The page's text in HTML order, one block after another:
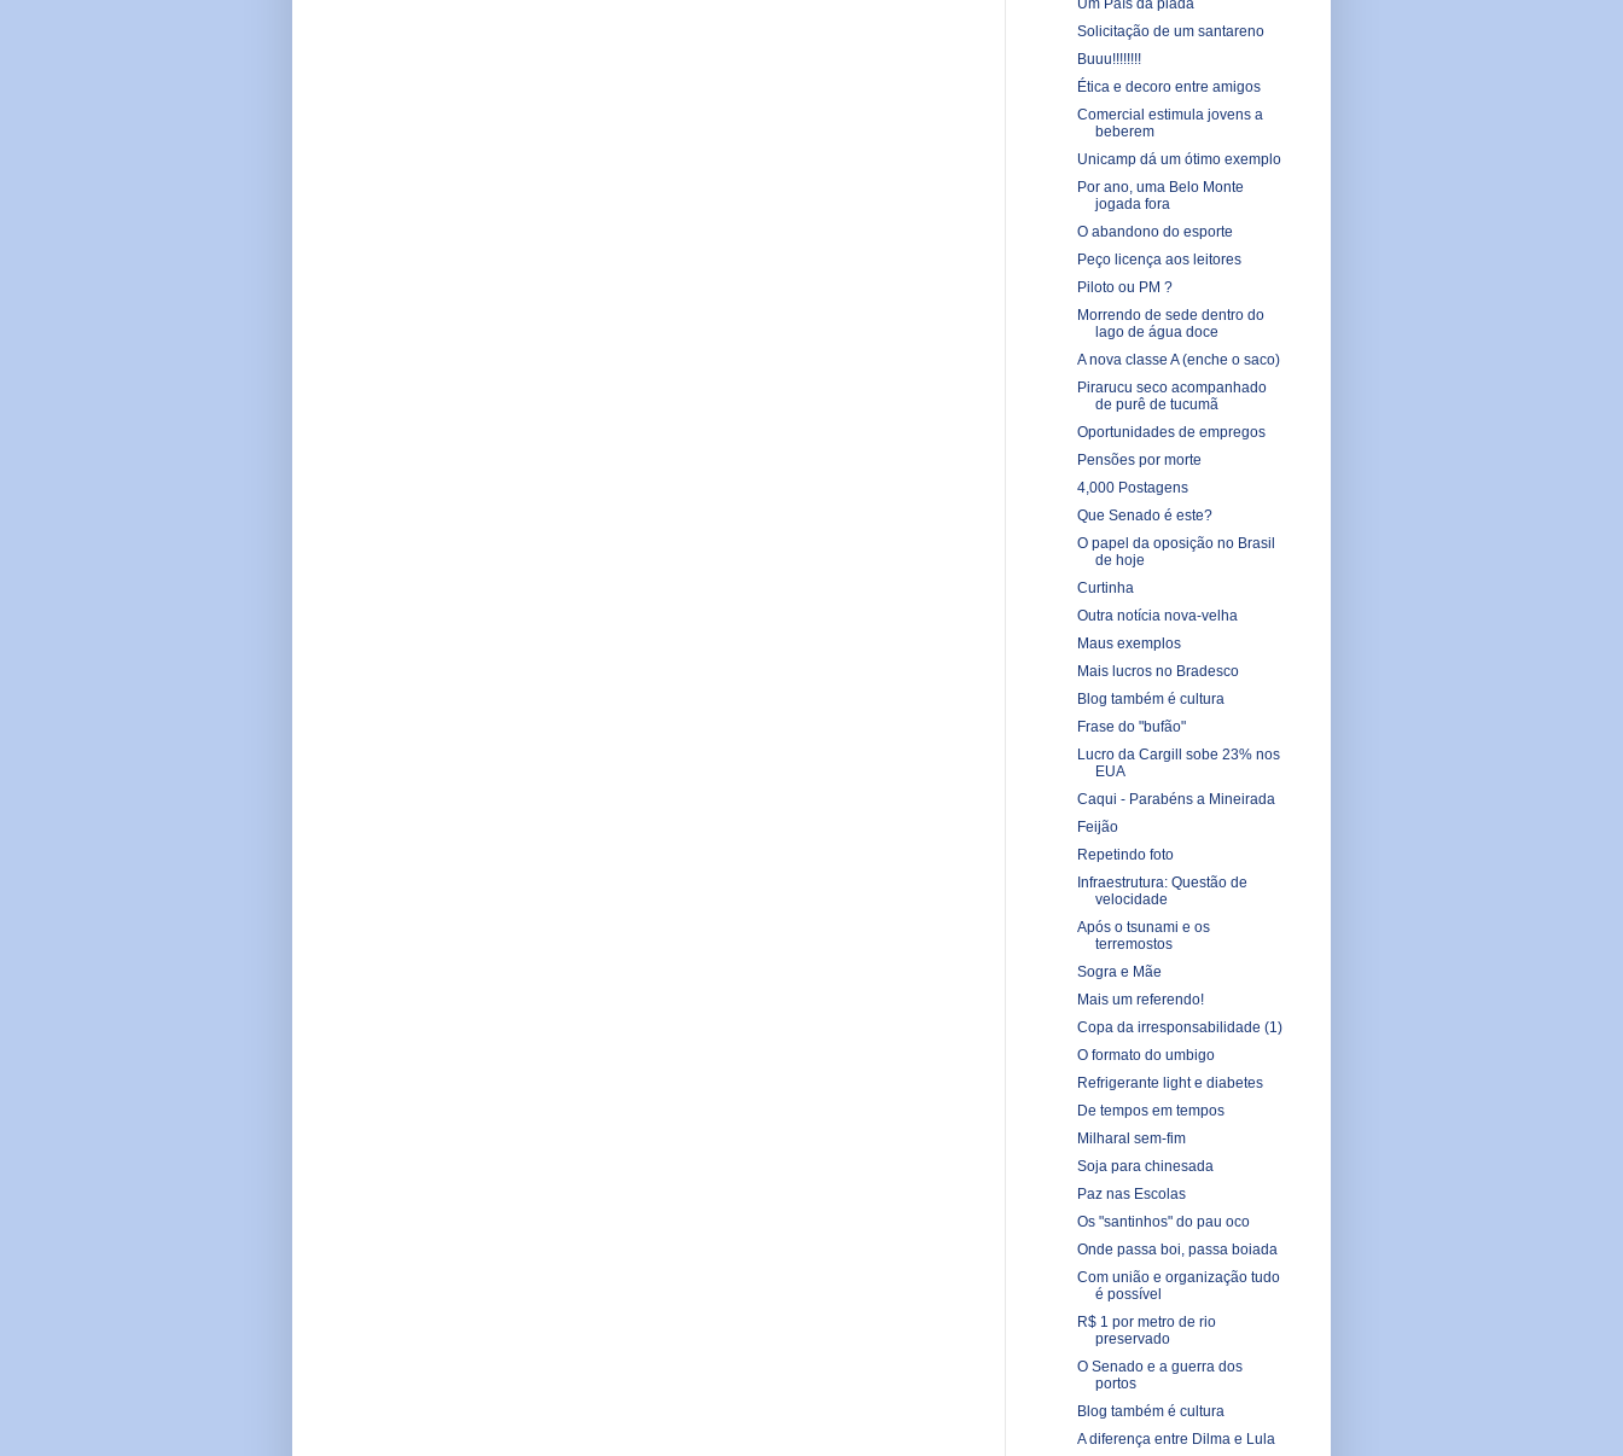
Um País da piada
Solicitação de um santareno
Buuu!!!!!!!!
Ética e decoro entre amigos
Comercial estimula jovens a
beberem
Unicamp dá um ótimo exemplo
Por ano, uma Belo Monte
jogada fora
O abandono do esporte
Peço licença aos leitores
Piloto ou PM ?
Morrendo de sede dentro do
lago de água doce
A nova classe A (enche o saco)
Pirarucu seco acompanhado
de purê de tucumã
Oportunidades de empregos
Pensões por morte
4,000 Postagens
Que Senado é este?
O papel da oposição no Brasil
de hoje
Curtinha
Outra notícia nova-velha
Maus exemplos
Mais lucros no Bradesco
Blog também é cultura
Frase do "bufão"
Lucro da Cargill sobe 23% nos
EUA
Caqui - Parabéns a Mineirada
Feijão
Repetindo foto
Infraestrutura: Questão de
velocidade
Após o tsunami e os
terremostos
Sogra e Mãe
Mais um referendo!
Copa da irresponsabilidade (1)
O formato do umbigo
Refrigerante light e diabetes
De tempos em tempos
Milharal sem-fim
Soja para chinesada
Paz nas Escolas
Os "santinhos" do pau oco
Onde passa boi, passa boiada
Com união e organização tudo
é possível
R$ 1 por metro de rio
preservado
O Senado e a guerra dos
portos
Blog também é cultura
A diferença entre Dilma e Lula